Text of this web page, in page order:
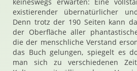
existierender übernatürlicher
Denn trotz der 190 Seiten kann
der Oberfläche aller
die der menschliche Verstand
das Buch gelungen, spiegelt es
man sich zu verschiedenen